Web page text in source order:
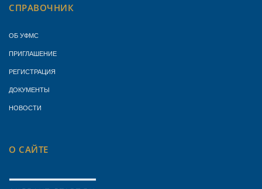
СПРАВОЧНИК
ОБ УФМС
ПРИГЛАШЕНИЕ
РЕГИСТРАЦИЯ
ДОКУМЕНТЫ
НОВОСТИ
О САЙТЕ